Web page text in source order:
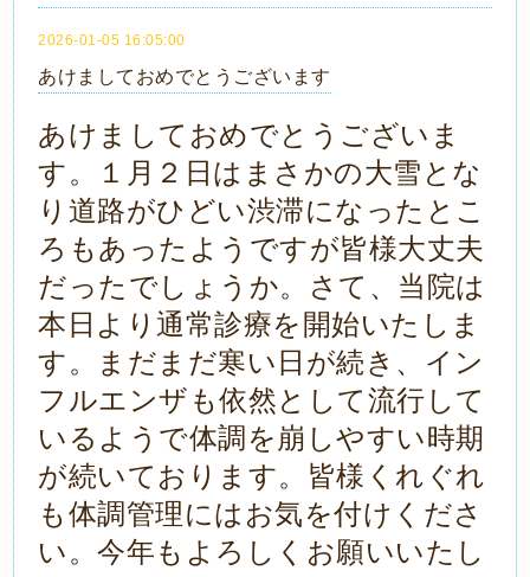
2026-01-05 16:05:00
あけましておめでとうございます
あけましておめでとうございま
す。１月２日はまさかの大雪とな
り道路がひどい渋滞になったとこ
ろもあったようですが皆様大丈夫
だったでしょうか。さて、 当院は
本日より通常診療を開始いたしま
す。まだまだ寒い日が続き、イン
フルエンザも依然として流行して
いるようで体調を崩しやすい時期
が続いております。皆様くれぐれ
も体調管理にはお気を付けくださ
い。今年もよろしくお願いいたし